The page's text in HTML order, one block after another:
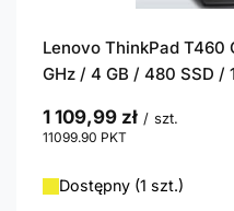
Lenovo ThinkPad
GHz / 4 GB / 480 SSD /
1 109,99 zł / szt.
11099.90 PKT
Dostępny (1 szt.)